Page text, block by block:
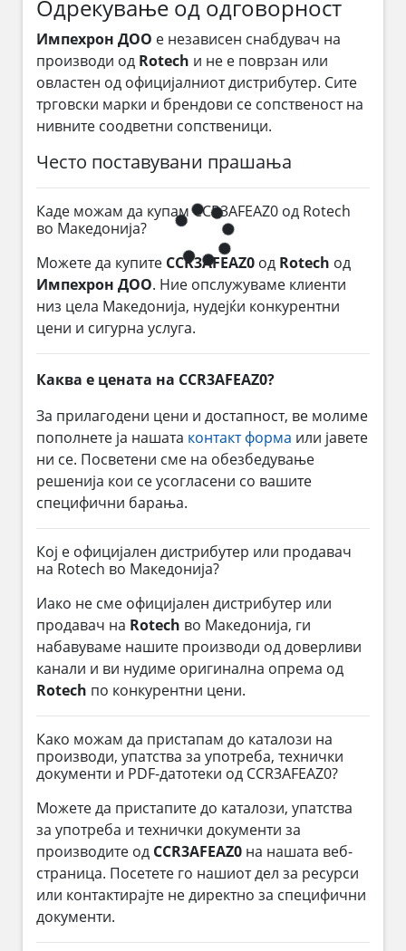
Одрекување од одговорност
Импехрон ДОО е независен снабдувач на
производи од Rotech и не е поврзан или
овластен од официјалниот дистрибутер. Сите
трговски марки и брендови се сопственост на
нивните соодветни сопственици.
Често поставувани прашања
Каде можам да купам CCR3AFEAZ0 од Rotech
во Македонија?
Можете да купите CCR3AFEAZ0 од Rotech од
Импехрон ДОО. Ние опслужуваме клиенти
низ цела Македонија, нудејќи конкурентни
цени и сигурна услуга.
Каква е цената на CCR3AFEAZ0?
За прилагодени цени и достапност, ве молиме
пополнете ја нашата контакт форма или јавете
ни се. Посветени сме на обезбедување
решенија кои се усогласени со вашите
специфични барања.
Кој е официјален дистрибутер или продавач
на Rotech во Македонија?
Иако не сме официјален дистрибутер или
продавач на Rotech во Македонија, ги
набавуваме нашите производи од доверливи
канали и ви нудиме оригинална опрема од
Rotech по конкурентни цени.
Како можам да пристапам до каталози на
производи, упатства за употреба, технички
документи и PDF-датотеки од CCR3AFEAZ0?
Можете да пристапите до каталози, упатства
за употреба и технички документи за
производите од CCR3AFEAZ0 на нашата веб-
страница. Посетете го нашиот дел за ресурси
или контактирајте не директно за специфични
документи.